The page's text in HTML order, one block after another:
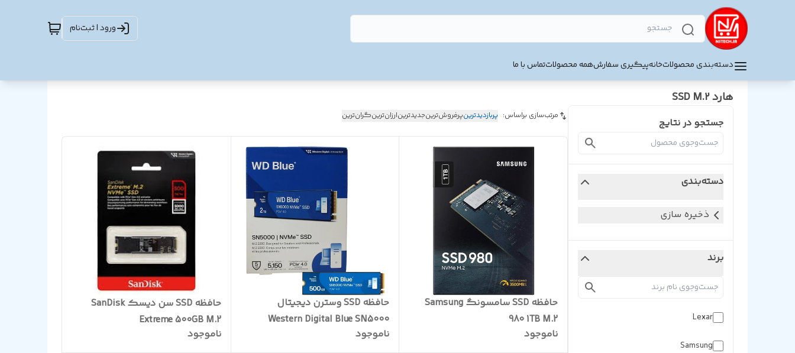
ورود | ثبت‌نام
دسته‌بندی محصولاتخانهپیگیری سفارشهمه محصولاتتماس با ما
هارد SSD M.2
جستجو در نتایج
دسته‌بندی
ذخیره سازی
برند
Lexar
Samsung
مرتب‌سازی براساس: پربازدیدترینپرفروش‌ترینجدیدترینارزان‌ترینگران‌ترین
حافظه SSD سامسونگ Samsung
980 1TB M.2
ناموجود
حافظه SSD وسترن دیجیتال
Western Digital Blue SN5000
500GB M.2
ناموجود
حافظه SSD سن دیسک SanDisk
Extreme 500GB M.2
ناموجود